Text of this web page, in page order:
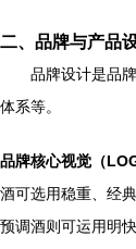
二、品牌与产品
品牌设计是品
体系等。
品牌核心视觉（
酒可选用稳重、经
预调酒则可运用明